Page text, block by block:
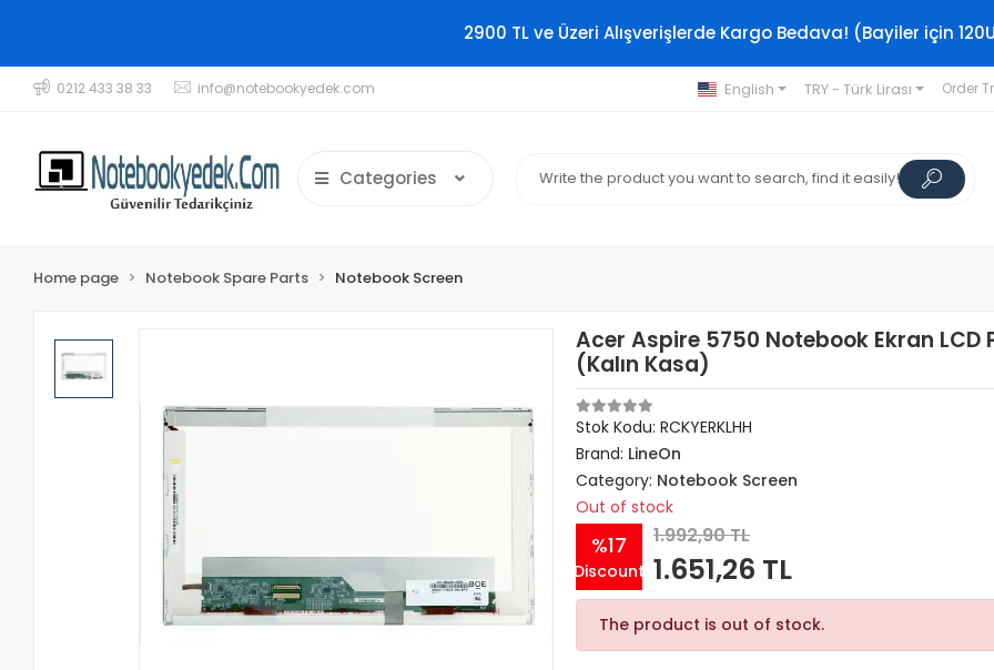
2900 TL ve Üzeri Alışverişlerde Kargo Bedava! (Bayiler için
0212 433 38 33 info@notebookyedek.com English TRY - Türk Lirası Order
Categories
Home page Notebook Spare Parts Notebook Screen
Acer Aspire 5750 Notebook Ekran LCD
(Kalın Kasa)
Stok Kodu: RCKYERKLHH
Brand: LineOn
Category: Notebook Screen
Out of stock
%17
Discount
1.992,90 TL
1.651,26 TL
The product is out of stock.